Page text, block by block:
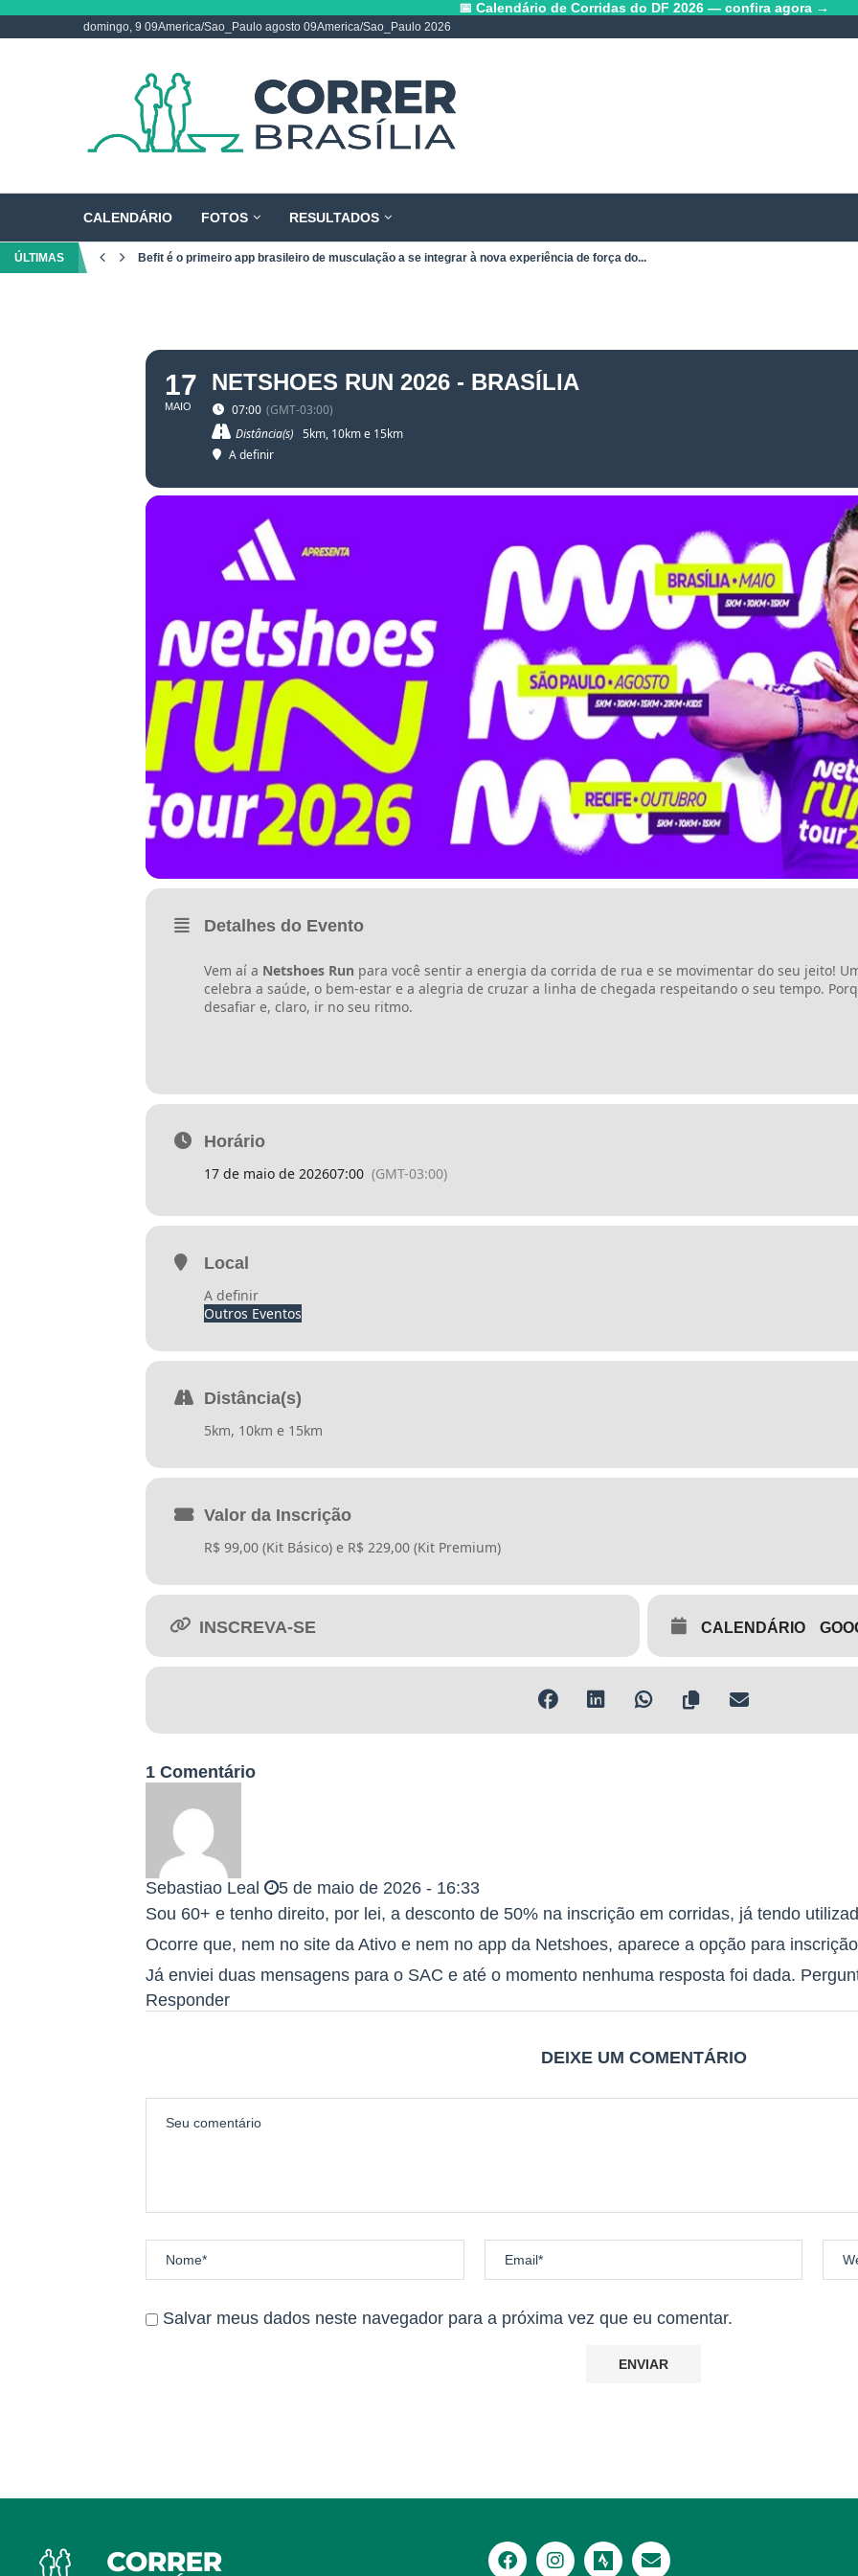
📅 Calendário de Corridas do DF 2026 — confira agora →
domingo, 9 09America/Sao_Paulo agosto 09America/Sao_Paulo 2026
CALENDÁRIO FOTOS RESULTADOS
ÚLTIMAS Befit é o primeiro app brasileiro de musculação a se integrar à nova experiência de força do...
17
MAIO
NETSHOES RUN 2026 - BRASÍLIA
07:00 (GMT-03:00)
Distância(s) 5km, 10km e 15km
A definir
Detalhes do Evento
Vem aí a Netshoes Run para você sentir a energia da corrida de rua e se movimentar do seu jeito!
celebra a saúde, o bem-estar e a alegria de cruzar a linha de chegada respeitando o seu tempo.
desafiar e, claro, ir no seu ritmo.
Horário
17 de maio de 202607:00 (GMT-03:00)
Local
A definir
Outros Eventos
Distância(s)
5km, 10km e 15km
Valor da Inscrição
R$ 99,00 (Kit Básico) e R$ 229,00 (Kit Premium)
INSCREVA-SE CALENDÁRIO
1 Comentário
Sebastiao Leal
5 de maio de 2026 - 16:33
Sou 60+ e tenho direito, por lei, a desconto de 50% na inscrição em corridas, já tendo
Ocorre que, nem no site da Ativo e nem no app da Netshoes, aparece a opção para
Já enviei duas mensagens para o SAC e até o momento nenhuma resposta foi dada.
Responder
DEIXE UM COMENTÁRIO
Salvar meus dados neste navegador para a próxima vez que eu comentar.